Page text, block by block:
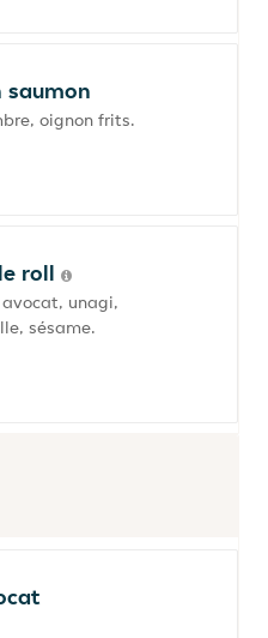
saumon
oignon frits.
roll
unagi,
sésame.